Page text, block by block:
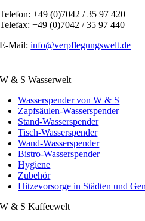
Telefon: +49 (0)7042 / 35 97 420
Telefax: +49 (0)7042 / 35 97 440
E-Mail:info@verpflegungswelt.de
W & S Wasserwelt
Wasserspender von W & S
Zapfsäulen-Wasserspender
Stand-Wasserspender
Tisch-Wasserspender
Wand-Wasserspender
Bistro-Wasserspender
Hygiene
Zubehör
Hitzevorsorge in Städten und
W & S Kaffeewelt